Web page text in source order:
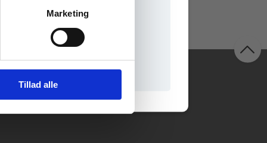
Marketing
Tillad alle